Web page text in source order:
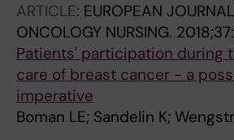
ARTICLE: EUROPEAN
ONCOLOGY NURSING.
Patients' participation during
care of breast cancer - a
imperative
Boman LE; Sandelin K;